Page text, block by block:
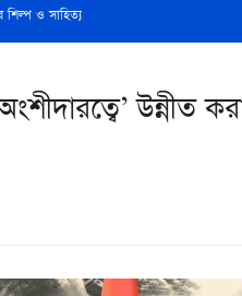
শিল্প ও সাহিত্য
উন্নীত